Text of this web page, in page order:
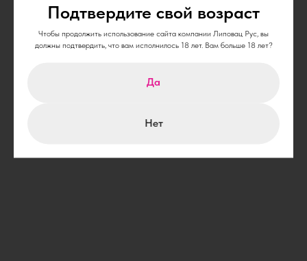
Подтвердите свой возраст
Чтобы продолжить использование сайта компании Липовац Рус, вы
должны подтвердить, что вам исполнилось 18 лет. Вам больше 18 лет?
Да
Нет